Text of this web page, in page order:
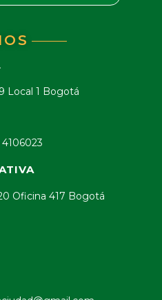
Local 1 Bogotá
4106023
Oficina 417 Bogotá